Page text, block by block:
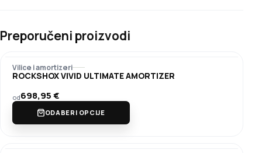
Preporučeni proizvodi
Vilice i amortizeri
ROCKSHOX VIVID ULTIMATE AMORTIZER
od698,95€
ODABERI OPCIJE